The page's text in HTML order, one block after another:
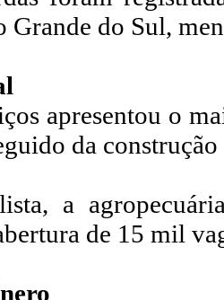
Grande do Sul,
apresentou o
da
a
de 15 mil